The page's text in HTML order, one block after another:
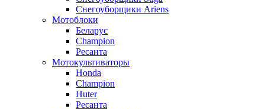
Снегоуборщики Ariens
Мотоблоки
Беларус
Champion
Ресанта
Мотокультиваторы
Honda
Champion
Huter
Ресанта